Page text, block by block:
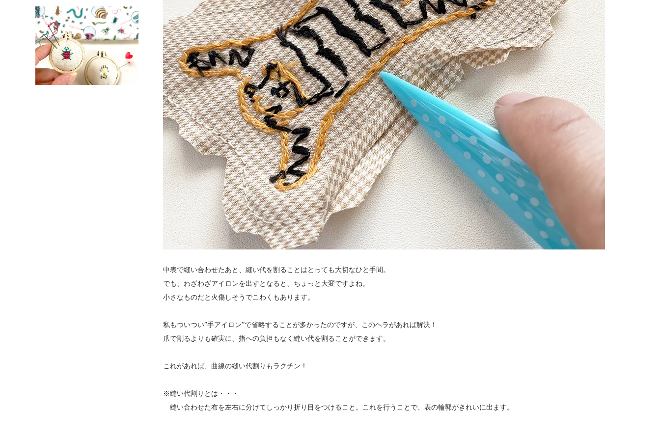
中表で縫い合わせたあと、縫い代を割ることはとっても大切なひと手間。
でも、わざわざアイロンを出すとなると、ちょっと大変ですよね。
小さなものだと火傷しそうでこわくもあります。
私もついつい”手アイロン”で省略することが多かったのですが、このヘラがあれば解決！
爪で割るよりも確実に、指への負担もなく縫い代を割ることができます。
これがあれば、曲線の縫い代割りもラクチン！
※縫い代割りとは・・・
縫い合わせた布を左右に分けてしっかり折り目をつけること。これを行うことで、表の輪郭がきれいに出ます。